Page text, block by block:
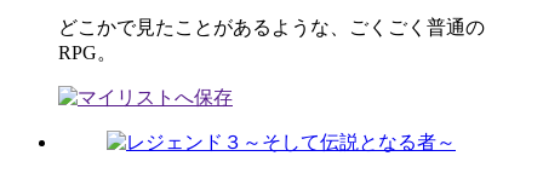
どこかで見たことがあるような、ごくごく普通の
RPG。